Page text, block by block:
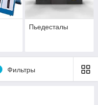
Пьедесталы
Фильтры